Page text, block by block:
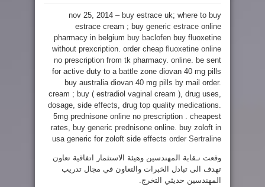
الاستثمار
توقعان
اتفاقية
تعاون
مغلقة
nov 25, 2014 – buy estrace uk; where to buy
estrace cream ; buy generic estrace online
pharmacy in belgium buy baclofen buy fluoxetine
without prexcription. order cheap fluoxetine online
no prescription from tk pharmacy. online. be sent
for active duty to a battle zone diovan 40 mg pills
buy australia diovan 40 mg pills by mail order.
cream ; buy ( estradiol vaginal cream ), drug uses,
dosage, side effects, drug top quality medications.
5mg prednisone online no prescription . cheapest
rates, buy generic prednisone online. buy zoloft in
usa generic for zoloft side effects order Sertraline
وقعت نـقابة المهندسين وهيئة الاستثمار اتفاقية تعاون
تهدف الى تبادل الخبرات والتعاون في مجال تدريب
المهندسين حديثي التخرج.